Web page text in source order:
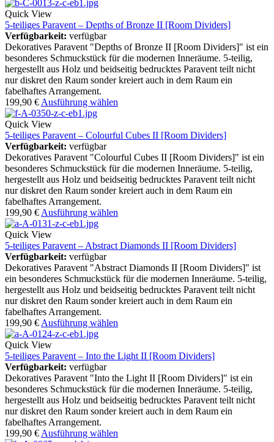
Quick View
5-teiliges Paravent – Depths of Bronze II [Room Dividers]
Verfügbarkeit: verfügbar
Dekoratives Paravent "Depths of Bronze II [Room Dividers]" ist ein
besonderes Schmuckstück für die modernen Inneräume. 5-teilig,
hergestellt aus Holz und beidseitig bedrucktes Paravent teilt nicht
nur diskret den Raum sonder kreiert auch in dem Raum ein
fabelhaftes Arrangement.
199,90 € Ausführung wählen
Quick View
5-teiliges Paravent – Colourful Cubes II [Room Dividers]
Verfügbarkeit: verfügbar
Dekoratives Paravent "Colourful Cubes II [Room Dividers]" ist ein
besonderes Schmuckstück für die modernen Inneräume. 5-teilig,
hergestellt aus Holz und beidseitig bedrucktes Paravent teilt nicht
nur diskret den Raum sonder kreiert auch in dem Raum ein
fabelhaftes Arrangement.
199,90 € Ausführung wählen
Quick View
5-teiliges Paravent – Abstract Diamonds II [Room Dividers]
Verfügbarkeit: verfügbar
Dekoratives Paravent "Abstract Diamonds II [Room Dividers]" ist
ein besonderes Schmuckstück für die modernen Inneräume. 5-teilig,
hergestellt aus Holz und beidseitig bedrucktes Paravent teilt nicht
nur diskret den Raum sonder kreiert auch in dem Raum ein
fabelhaftes Arrangement.
199,90 € Ausführung wählen
Quick View
5-teiliges Paravent – Into the Light II [Room Dividers]
Verfügbarkeit: verfügbar
Dekoratives Paravent "Into the Light II [Room Dividers]" ist ein
besonderes Schmuckstück für die modernen Inneräume. 5-teilig,
hergestellt aus Holz und beidseitig bedrucktes Paravent teilt nicht
nur diskret den Raum sonder kreiert auch in dem Raum ein
fabelhaftes Arrangement.
199,90 € Ausführung wählen